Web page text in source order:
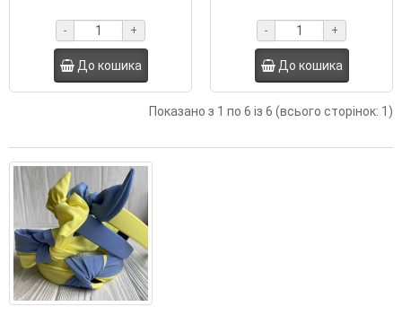
- +
До кошика
- +
До кошика
Показано з 1 по 6 із 6 (всього сторінок: 1)